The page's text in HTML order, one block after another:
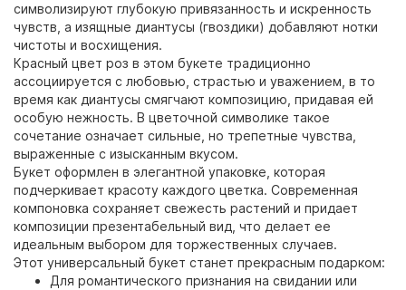
символизируют глубокую привязанность и искренность
чувств, а изящные диантусы (гвоздики) добавляют нотки
чистоты и восхищения.
Красный цвет роз в этом букете традиционно
ассоциируется с любовью, страстью и уважением, в то
время как диантусы смягчают композицию, придавая ей
особую нежность. В цветочной символике такое
сочетание означает сильные, но трепетные чувства,
выраженные с изысканным вкусом.
Букет оформлен в элегантной упаковке, которая
подчеркивает красоту каждого цветка. Современная
компоновка сохраняет свежесть растений и придает
композиции презентабельный вид, что делает ее
идеальным выбором для торжественных случаев.
Этот универсальный букет станет прекрасным подарком:
Для романтического признания на свидании или